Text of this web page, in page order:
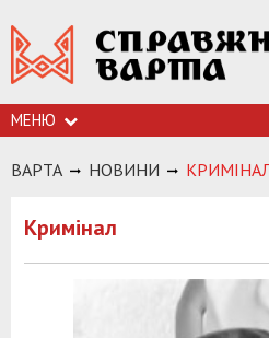
МЕНЮ
ВАРТА НОВИНИ
Кримiнал